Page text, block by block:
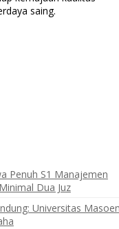
saing.
Penuh S1 Manajemen
Dua Juz
Universitas